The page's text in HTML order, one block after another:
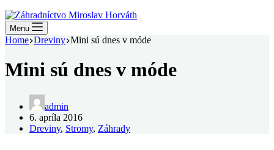
Menu
Home Dreviny Mini sú dnes v móde
Mini sú dnes v móde
admin
6. apríla 2016
Dreviny, Stromy, Záhrady